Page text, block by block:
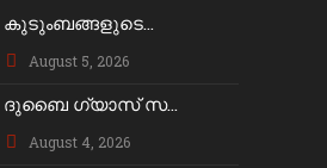
കുടുംബങ്ങളുടെ...
August 5, 2026
ദുബൈ ഗ്യാസ് സ...
August 4, 2026